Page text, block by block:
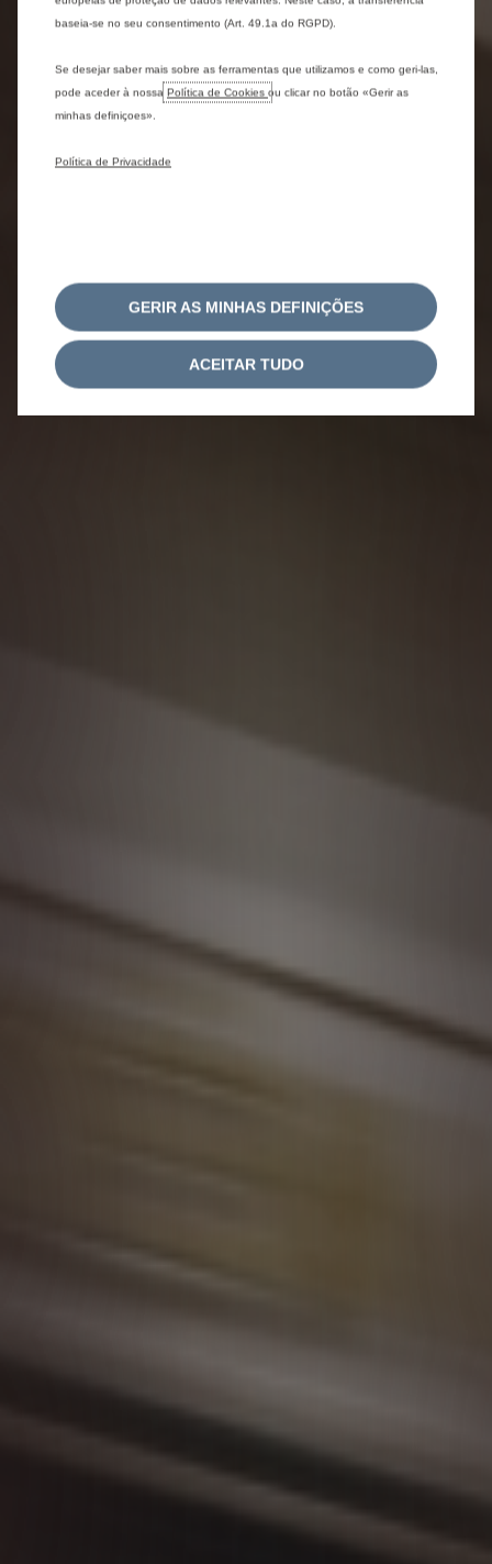
baseia-se no seu consentimento (Art. 49.1a do RGPD).
Se desejar saber mais sobre as ferramentas que utilizamos e como geri-las,
pode aceder à nossa Política de Cookies ou clicar no botão «Gerir as
minhas definiçoes».
Política de Privacidade
GERIR AS MINHAS DEFINIÇÕES
ACEITAR TUDO